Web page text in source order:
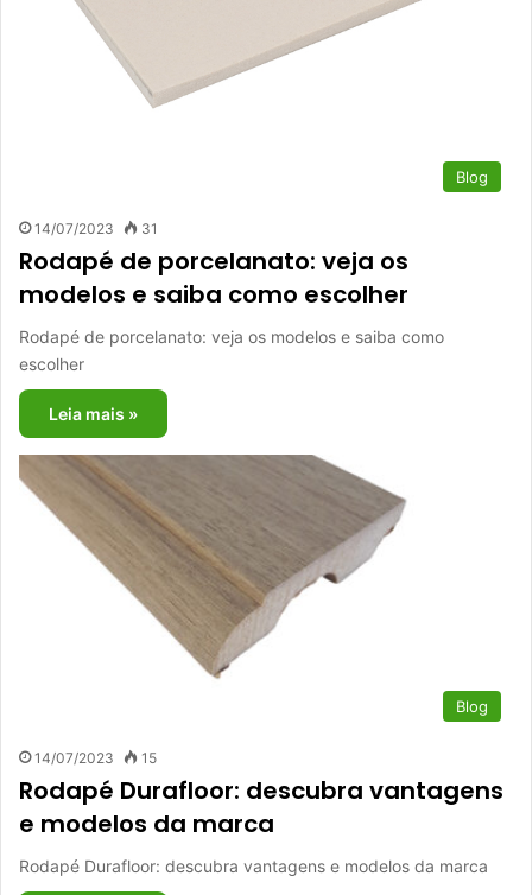
Blog
14/07/2023 31
Rodapé de porcelanato: veja os
modelos e saiba como escolher
Rodapé de porcelanato: veja os modelos e saiba como
escolher
Leia mais »
Blog
14/07/2023 15
Rodapé Durafloor: descubra vantagens
e modelos da marca
Rodapé Durafloor: descubra vantagens e modelos da marca